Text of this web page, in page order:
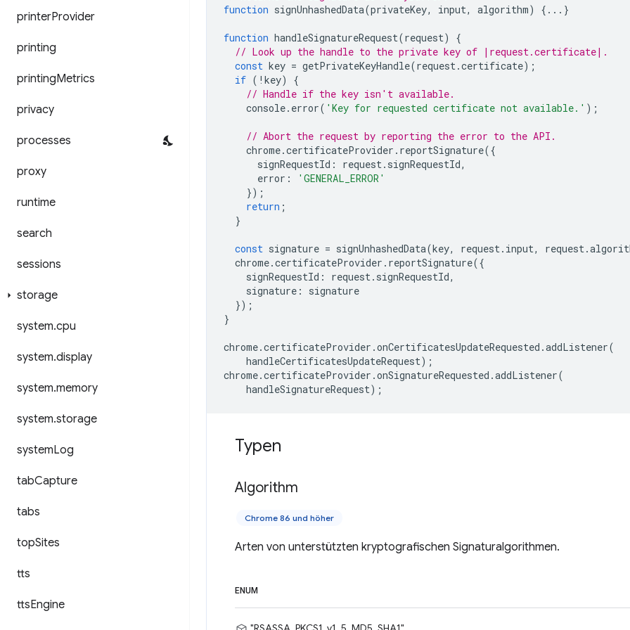
printerProvider
printing
printingMetrics
privacy
processes
proxy
runtime
search
sessions
storage
system.cpu
system.display
system.memory
system.storage
systemLog
tabCapture
tabs
topSites
tts
ttsEngine
function signUnhashedData(privateKey, input, algorithm) {...}
function handleSignatureRequest(request)
{
// Look up the handle to the private key of |request.certificate|.
const key = getPrivateKeyHandle(request.certificate);
if ( ! key)
{
// Handle if the key isn't available.
console. error( 'Key for requested certificate not available.' );
// Abort the request by reporting the error to the API.
chrome.certificateProvider . reportSignature({
signRequestId : request. signRequestId,
error :
'GENERAL_ERROR'
});
return ;
}
const signature = signUnhashedData(key, request. input, request.
chrome.certificateProvider . reportSignature({
signRequestId : request. signRequestId,
signature :
signature
});
}
chrome.certificateProvider .onCertificatesUpdateRequested .addListener(
handleCertificatesUpdateRequest);
chrome.certificateProvider .onSignatureRequested .addListener(
handleSignatureRequest);
Typen
Algorithm
Chrome 86 und höher
Arten von unterstützten kryptografischen Signaturalgorithmen.
ENUM